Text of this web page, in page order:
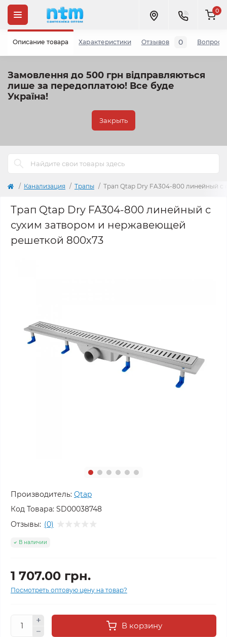
Замовлення до 500 грн відправляються
лише за передоплатою! Все буде
Україна!
Закрыть
0
Канализация Трапы Трап Qtap Dry FA304-800 линейный с
Трап Qtap Dry FA304-800 линейный с
сухим затвором и нержавеющей
решеткой 800х73
Производитель: Qtap
Код Товара: SD00038748
Отзывы: (0)
В наличии
1 707.00 грн.
Посмотреть оптовую цену на товар?
В корзину
Описание товара Характеристики Отзывов 0 Вопросы